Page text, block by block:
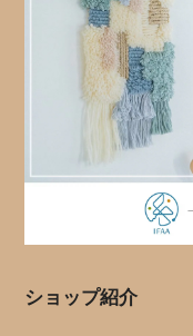
ショップ紹介